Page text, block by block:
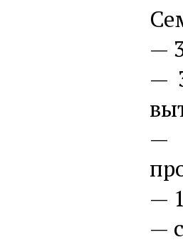
—
—
—
—
—